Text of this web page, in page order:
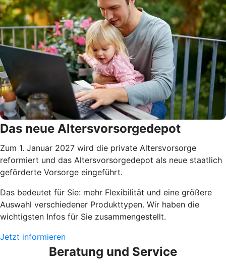
Das neue Altersvorsorgedepot
Zum 1. Januar 2027 wird die private Altersvorsorge
reformiert und das Altersvorsorgedepot als neue staatlich
geförderte Vorsorge eingeführt.
Das bedeutet für Sie: mehr Flexibilität und eine größere
Auswahl verschiedener Produkttypen. Wir haben die
wichtigsten Infos für Sie zusammengestellt.
Jetzt informieren
Beratung und Service